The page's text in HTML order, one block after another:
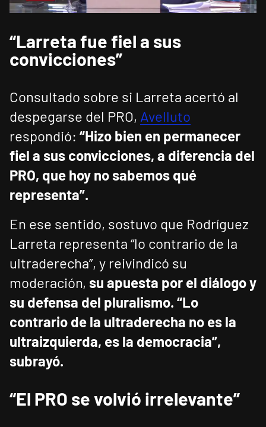
“Larreta fue fiel a sus
convicciones”
Consultado sobre si Larreta acertó al
despegarse del PRO, Avelluto
respondió: “Hizo bien en permanecer
fiel a sus convicciones, a diferencia del
PRO, que hoy no sabemos qué
representa”.
En ese sentido, sostuvo que Rodríguez
Larreta representa “lo contrario de la
ultraderecha”, y reivindicó su
moderación, su apuesta por el diálogo y
su defensa del pluralismo. “Lo
contrario de la ultraderecha no es la
ultraizquierda, es la democracia”,
subrayó.
“El PRO se volvió irrelevante”